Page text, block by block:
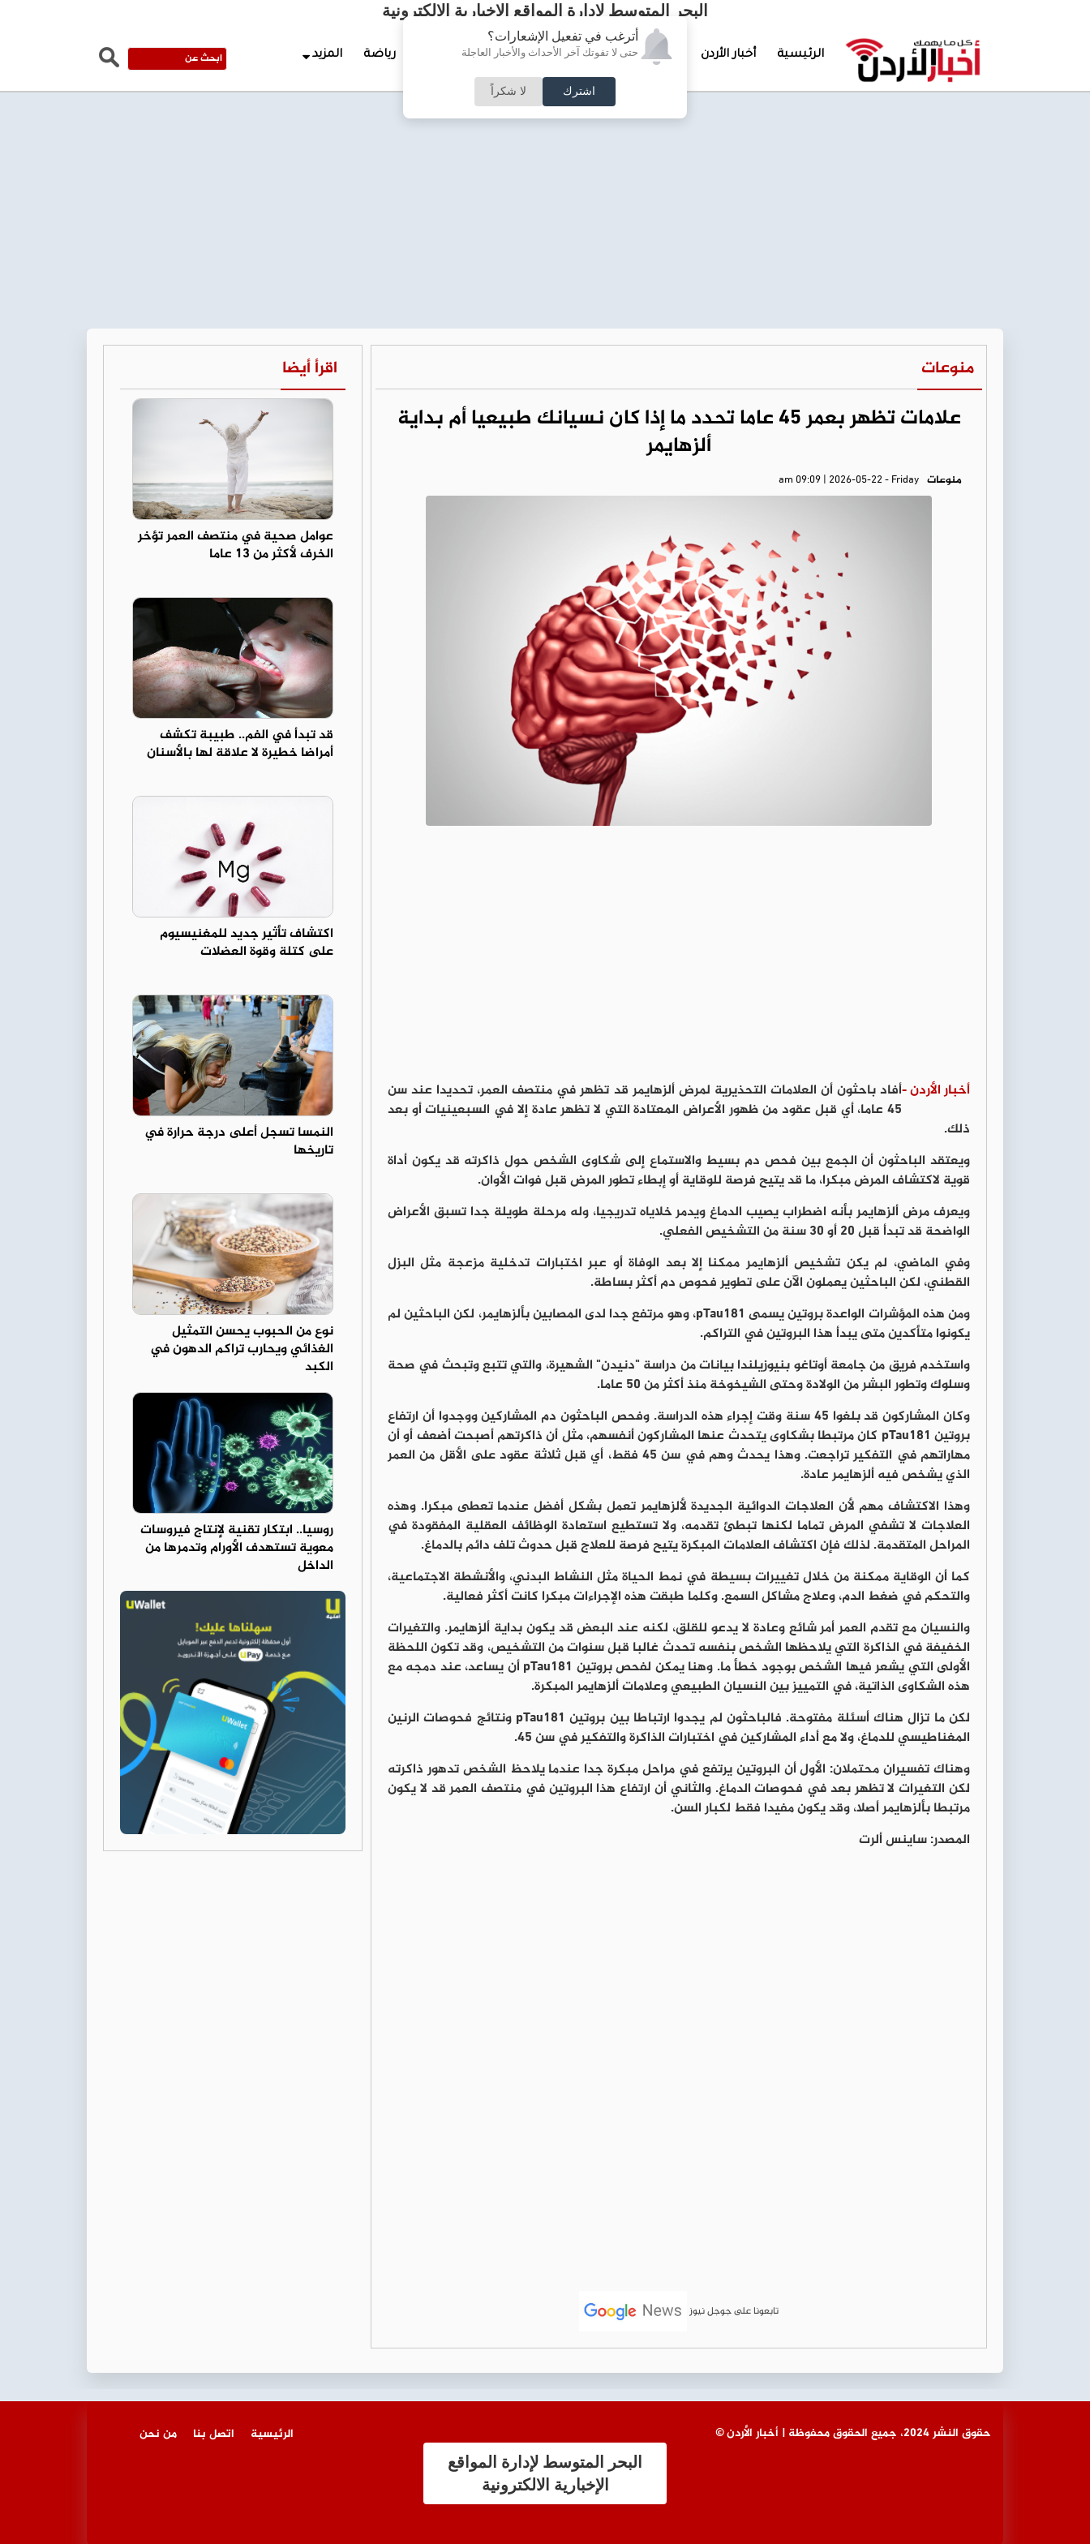
أترغب في تفعيل الإشعارات؟
حتى لا تفوتك آخر الأحداث والأخبار العاجلة
اشترك لا شكراً
البحر المتوسط لإدارة المواقع الإخبارية الالكترونية
الرئيسية أخبار الأردن تغطيات خاصة لقاء الأسبوع جرائم وحوادث رياضة المزيد
منوعات
علامات تظهر بعمر 45 عاما تحدد ما إذا كان نسيانك طبيعيا أم بداية
ألزهايمر
منوعات am 09:09 | 2026-05-22 - Friday
أخبار الأردن -أفاد باحثون أن العلامات التحذيرية لمرض ألزهايمر قد تظهر في منتصف العمر، تحديدا عند سن
45 عاما، أي قبل عقود من ظهور الأعراض المعتادة التي لا تظهر عادة إلا في السبعينيات أو بعد
ذلك.
ويعتقد الباحثون أن الجمع بين فحص دم بسيط والاستماع إلى شكاوى الشخص حول ذاكرته قد يكون أداة
قوية لاكتشاف المرض مبكرا، ما قد يتيح فرصة للوقاية أو إبطاء تطور المرض قبل فوات الأوان.
ويعرف مرض ألزهايمر بأنه اضطراب يصيب الدماغ ويدمر خلاياه تدريجيا، وله مرحلة طويلة جدا تسبق الأعراض
الواضحة قد تبدأ قبل 20 أو 30 سنة من التشخيص الفعلي.
وفي الماضي، لم يكن تشخيص ألزهايمر ممكنا إلا بعد الوفاة أو عبر اختبارات تدخلية مزعجة مثل البزل
القطني، لكن الباحثين يعملون الآن على تطوير فحوص دم أكثر بساطة.
ومن هذه المؤشرات الواعدة بروتين يسمى pTau181، وهو مرتفع جدا لدى المصابين بألزهايمر، لكن الباحثين لم
يكونوا متأكدين متى يبدأ هذا البروتين في التراكم.
واستخدم فريق من جامعة أوتاغو بنيوزيلندا بيانات من دراسة "دنيدن" الشهيرة، والتي تتبع وتبحث في صحة
وسلوك وتطور البشر من الولادة وحتى الشيخوخة منذ أكثر من 50 عاما.
وكان المشاركون قد بلغوا 45 سنة وقت إجراء هذه الدراسة. وفحص الباحثون دم المشاركين ووجدوا أن ارتفاع
بروتين pTau181 كان مرتبطا بشكاوى يتحدث عنها المشاركون أنفسهم، مثل أن ذاكرتهم أصبحت أضعف أو أن
مهاراتهم في التفكير تراجعت. وهذا يحدث وهم في سن 45 فقط، أي قبل ثلاثة عقود على الأقل من العمر
الذي يشخص فيه ألزهايمر عادة.
وهذا الاكتشاف مهم لأن العلاجات الدوائية الجديدة لألزهايمر تعمل بشكل أفضل عندما تعطى مبكرا. وهذه
العلاجات لا تشفي المرض تماما لكنها تبطئ تقدمه، ولا تستطيع استعادة الوظائف العقلية المفقودة في
المراحل المتقدمة. لذلك فإن اكتشاف العلامات المبكرة يتيح فرصة للعلاج قبل حدوث تلف دائم بالدماغ.
كما أن الوقاية ممكنة من خلال تغييرات بسيطة في نمط الحياة مثل النشاط البدني، والأنشطة الاجتماعية،
والتحكم في ضغط الدم، وعلاج مشاكل السمع. وكلما طبقت هذه الإجراءات مبكرا كانت أكثر فعالية.
والنسيان مع تقدم العمر أمر شائع وعادة لا يدعو للقلق، لكنه عند البعض قد يكون بداية ألزهايمر. والتغيرات
الخفيفة في الذاكرة التي يلاحظها الشخص بنفسه تحدث غالبا قبل سنوات من التشخيص، وقد تكون اللحظة
الأولى التي يشعر فيها الشخص بوجود خطأ ما. وهنا يمكن لفحص بروتين pTau181 أن يساعد، عند دمجه مع
هذه الشكاوى الذاتية، في التمييز بين النسيان الطبيعي وعلامات ألزهايمر المبكرة.
لكن ما تزال هناك أسئلة مفتوحة. فالباحثون لم يجدوا ارتباطا بين بروتين pTau181 ونتائج فحوصات الرنين
المغناطيسي للدماغ، ولا مع أداء المشاركين في اختبارات الذاكرة والتفكير في سن 45.
وهناك تفسيران محتملان: الأول أن البروتين يرتفع في مراحل مبكرة جدا عندما يلاحظ الشخص تدهور ذاكرته
لكن التغيرات لا تظهر بعد في فحوصات الدماغ. والثاني أن ارتفاع هذا البروتين في منتصف العمر قد لا يكون
مرتبطا بألزهايمر أصلا، وقد يكون مفيدا فقط لكبار السن.
المصدر: ساينس ألرت
تابعونا على جوجل نيوز
اقرأ أيضا
عوامل صحية في منتصف العمر تؤخر
الخرف لأكثر من 13 عاما
قد تبدأ في الفم.. طبيبة تكشف
أمراضا خطيرة لا علاقة لها بالأسنان
اكتشاف تأثير جديد للمغنيسيوم
على كتلة وقوة العضلات
النمسا تسجل أعلى درجة حرارة في
تاريخها
نوع من الحبوب يحسن التمثيل
الغذائي ويحارب تراكم الدهون في
الكبد
روسيا.. ابتكار تقنية لإنتاج فيروسات
معوية تستهدف الأورام وتدمرها من
الداخل
© حقوق النشر 2024، جميع الحقوق محفوظة | أخبار الأردن من نحن اتصل بنا الرئيسية
البحر المتوسط لإدارة المواقع
الإخبارية الالكترونية